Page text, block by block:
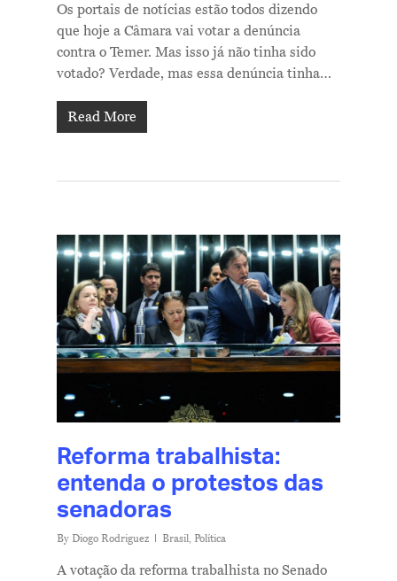
Os portais de notícias estão todos dizendo
que hoje a Câmara vai votar a denúncia
contra o Temer. Mas isso já não tinha sido
votado? Verdade, mas essa denúncia tinha…
Read More
Reforma trabalhista:
entenda o protestos das
senadoras
By Diogo Rodriguez Brasil, Política
A votação da reforma trabalhista no Senado